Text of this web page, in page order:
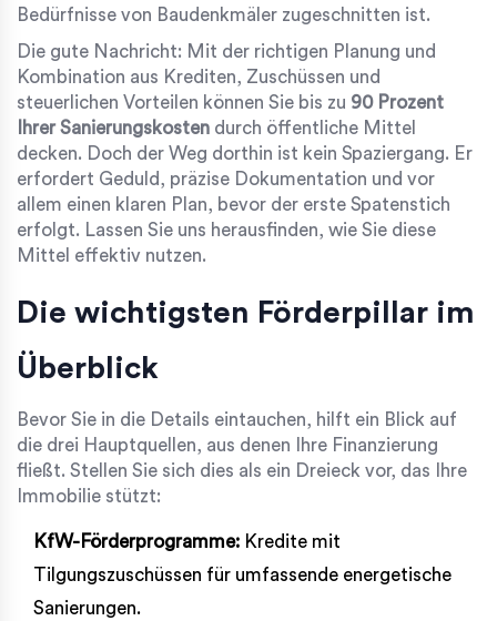
Bedürfnisse von Baudenkmäler zugeschnitten ist.
Die gute Nachricht: Mit der richtigen Planung und
Kombination aus Krediten, Zuschüssen und
steuerlichen Vorteilen können Sie bis zu 90 Prozent
Ihrer Sanierungskosten durch öffentliche Mittel
decken. Doch der Weg dorthin ist kein Spaziergang. Er
erfordert Geduld, präzise Dokumentation und vor
allem einen klaren Plan, bevor der erste Spatenstich
erfolgt. Lassen Sie uns herausfinden, wie Sie diese
Mittel effektiv nutzen.
Die wichtigsten Förderpillar im
Überblick
Bevor Sie in die Details eintauchen, hilft ein Blick auf
die drei Hauptquellen, aus denen Ihre Finanzierung
fließt. Stellen Sie sich dies als ein Dreieck vor, das Ihre
Immobilie stützt:
KfW-Förderprogramme: Kredite mit
Tilgungszuschüssen für umfassende energetische
Sanierungen.